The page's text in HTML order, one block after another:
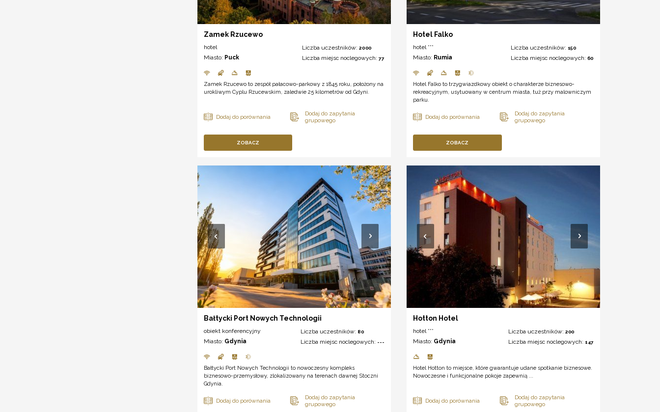
Zamek Rzucewo
hotel
Miasto: Puck
Liczba uczestników:2000
Liczba miejsc noclegowych:77
Zamek Rzucewo to zespół pałacowo-parkowy z 1845 roku, położony na
urokliwym Cyplu Rzucewskim, zaledwie 25 kilometrów od Gdyni.
ZOBACZ
Hotel Falko
hotel ***
Miasto: Rumia
Liczba uczestników: 150
Liczba miejsc noclegowych: 60
Hotel Falko to trzygwiazdkowy obiekt o charakterze biznesowo-
rekreacyjnym, usytuowany w centrum miasta, tuż przy malowniczym
parku.
ZOBACZ
Bałtycki Port Nowych Technologii
obiekt konferencyjny
Miasto: Gdynia
Liczba uczestników: 80
Liczba miejsc noclegowych: ---
Bałtycki Port Nowych Technologii to nowoczesny kompleks
biznesowo-przemysłowy, zlokalizowany na terenach dawnej Stoczni
Gdynia.
Hotton Hotel
hotel ***
Miasto: Gdynia
Liczba uczestników: 200
Liczba miejsc noclegowych: 147
Hotel Hotton to miejsce, które gwarantuje udane spotkanie biznesowe.
Nowoczesne i funkcjonalne pokoje zapewnią ...